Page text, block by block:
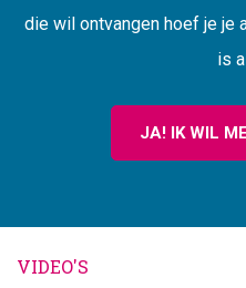
die wil ontvangen hoef je je
is
JA! IK WIL
VIDEO'S